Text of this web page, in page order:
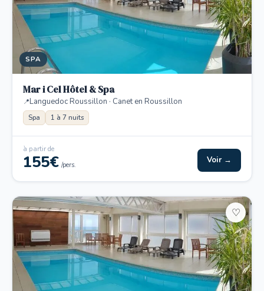
SPA
Mar i Cel Hôtel & Spa
Languedoc Roussillon · Canet en Roussillon
Spa 1 à 7 nuits
à partir de
155€ /pers. Voir →
♡